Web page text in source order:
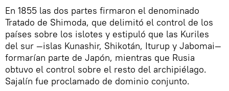
En 1855 las dos partes firmaron el denominado
Tratado de Shimoda, que delimitó el control de los
países sobre los islotes y estipuló que las Kuriles
del sur —islas Kunashir, Shikotán, Iturup y Jabomai—
formarían parte de Japón, mientras que Rusia
obtuvo el control sobre el resto del archipiélago.
Sajalín fue proclamado de dominio conjunto.